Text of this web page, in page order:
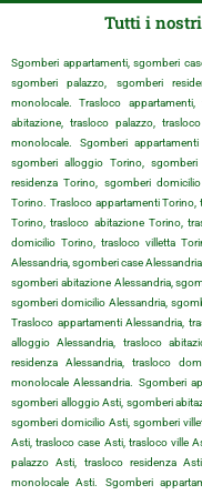
Tutti i
Sgomberi appartamenti, sgomberi
sgomberi palazzo, sgomberi
monolocale. Trasloco
abitazione, trasloco palazzo,
monolocale. Sgomberi
sgomberi alloggio Torino,
residenza Torino, sgomberi
Torino. Trasloco appartamenti
Torino, trasloco abitazione Torino,
domicilio Torino, trasloco villetta
Alessandria, sgomberi case
sgomberi abitazione Alessandria,
sgomberi domicilio Alessandria,
Trasloco appartamenti Alessandria,
alloggio Alessandria, trasloco
residenza Alessandria, trasloco
monolocale Alessandria. Sgomberi
sgomberi alloggio Asti, sgomberi
sgomberi domicilio Asti, sgomberi
Asti, trasloco case Asti, trasloco ville
palazzo Asti, trasloco residenza
monolocale Asti. Sgomberi